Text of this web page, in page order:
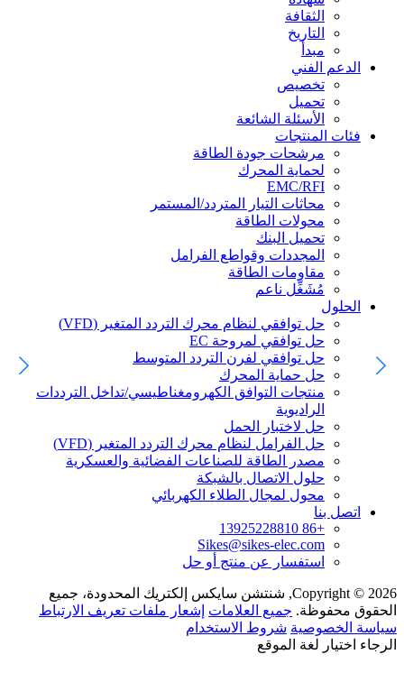
الثقافة
التاريخ
مبدأ
الدعم الفني
تخصيص
تحميل
الأسئلة الشائعة
فئات المنتجات
مرشحات جودة الطاقة
لحماية المحرك
EMC/RFI
محاثات التيار المتردد/المستمر
محولات الطاقة
تحميل البنك
المجددات وقواطع الفرامل
مقاومات الطاقة
مُشَغِّل ناعم
الحلول
حل توافقي لنظام محرك التردد المتغير (VFD)
حل توافقي لمروحة EC
حل توافقي لفرن التردد المتوسط
حل حماية المحرك
منتجات التوافق الكهرومغناطيسي/تداخل الترددات
الراديوية
حل لاختبار الحمل
حل الفرامل لنظام محرك التردد المتغير (VFD)
مصدر الطاقة للصناعات الفضائية والعسكرية
حلول الاتصال بالشبكة
محول لمجال الطلاء الكهربائي
اتصل بنا
+86 13925228810
Sikes@sikes-elec.com
استفسار عن منتج أو حل
Copyright © 2026, شنتشن سايكس إلكتريك المحدودة، جميع
الحقوق محفوظة. جميع العلامات إشعار ملفات تعريف الارتباط
سياسة الخصوصية شروط الاستخدام
الرجاء اختيار لغة الموقع